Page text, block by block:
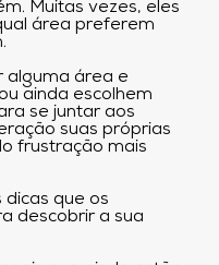
Muitas vezes, eles
área preferem
alguma área e
ainda escolhem
se juntar aos
suas próprias
frustração mais
dicas que os
descobrir a sua